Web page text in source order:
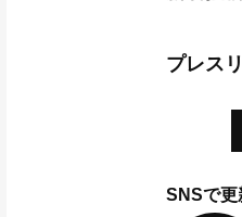
プレス
SNSで